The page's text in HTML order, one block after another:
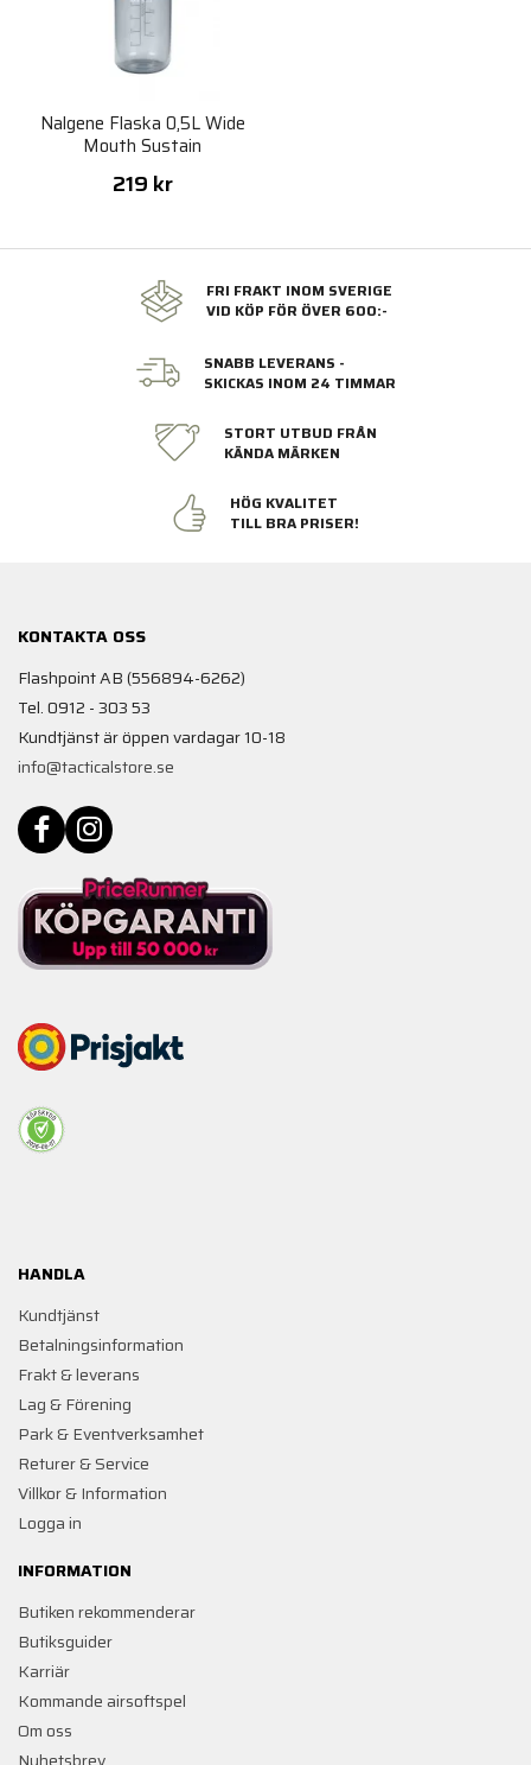
Nalgene Flaska 0,5L Wide
Mouth Sustain
219 kr
FRI FRAKT INOM SVERIGE
VID KÖP FÖR ÖVER 600:-
SNABB LEVERANS -
SKICKAS INOM 24 TIMMAR
STORT UTBUD FRÅN
KÄNDA MÄRKEN
HÖG KVALITET
TILL BRA PRISER!
KONTAKTA OSS
Flashpoint AB (556894-6262)
Tel. 0912 - 303 53
Kundtjänst är öppen vardagar 10-18
info@tacticalstore.se
HANDLA
Kundtjänst
Betalningsinformation
Frakt & leverans
Lag & Förening
Park & Eventverksamhet
Returer & Service
Villkor & Information
Logga in
INFORMATION
Butiken rekommenderar
Butiksguider
Karriär
Kommande airsoftspel
Om oss